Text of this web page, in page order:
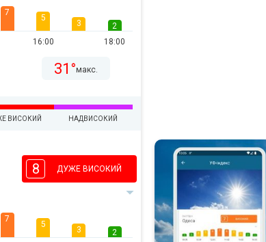
7
5
16:00
3
2
18:00
31°макс.
ВИСОКИЙ НАДВИСОКИЙ
8 ДУЖЕ ВИСОКИЙ
7
5
3
2
Чому захист від